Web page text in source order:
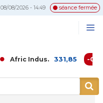
08/08/2026 - 14:49 séance fermée
Afric Indus. 331,85 -0,02